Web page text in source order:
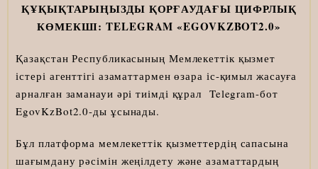
ҚҰҚЫҚТАРЫҢЫЗДЫ ҚОРҒАУДАҒЫ ЦИФРЛЫҚ
КӨМЕКШІ: TELEGRAM «EGOVKZBOT2.0»
Қазақстан Республикасының Мемлекеттік қызмет
істері агенттігі азаматтармен өзара іс-қимыл жасауға
арналған заманауи әрі тиімді құрал Telegram-бот
EgovKzBot2.0-ды ұсынады.
Бұл платформа мемлекеттік қызметтердің сапасына
шағымдану рәсімін жеңілдету және азаматтардың